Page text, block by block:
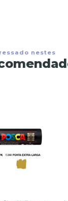
nestes